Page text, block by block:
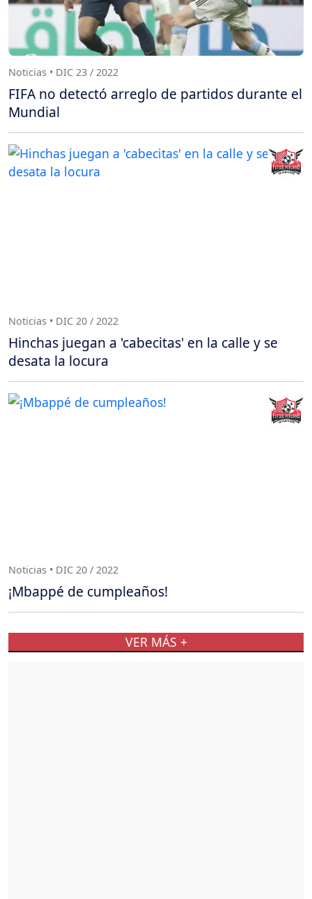
Noticias • DIC 23 / 2022
FIFA no detectó arreglo de partidos durante el
Mundial
Noticias • DIC 20 / 2022
Hinchas juegan a 'cabecitas' en la calle y se
desata la locura
Noticias • DIC 20 / 2022
¡Mbappé de cumpleaños!
VER MÁS +